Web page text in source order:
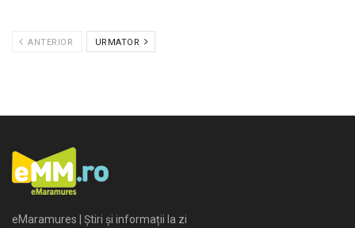
ANTERIOR URMATOR
eMaramures | Știri și informații la zi